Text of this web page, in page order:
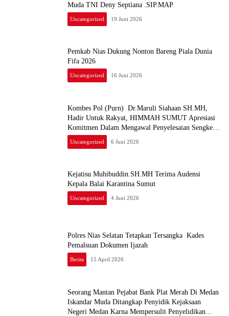
Muda TNI Deny Septiana .SIP.MAP
Uncategorized 19 Juni 2026
Pemkab Nias Dukung Nonton Bareng Piala Dunia
Fifa 2026
Uncategorized 16 Juni 2026
Kombes Pol (Purn) Dr.Maruli Siahaan SH.MH,
Hadir Untuk Rakyat, HIMMAH SUMUT Apresiasi
Komitmen Dalam Mengawal Penyelesaian Sengketa
Tanah Padang Halaban Labuhan Batu
Uncategorized 6 Juni 2026
Kejatisu Muhibuddin.SH.MH Terima Audensi
Kepala Balai Karantina Sumut
Uncategorized 4 Juni 2026
Polres Nias Selatan Tetapkan Tersangka Kades
Pemalsuan Dokumen Ijazah
Berita 15 April 2026
Seorang Mantan Pejabat Bank Plat Merah Di Medan
Iskandar Muda Ditangkap Penyidik Kejaksaan
Negeri Medan Karna Mempersulit Penyelidikan